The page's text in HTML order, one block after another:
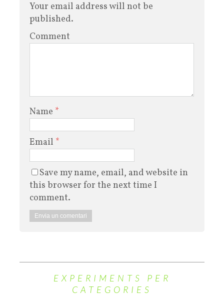
Your email address will not be
published.
Comment
Name *
Email *
Save my name, email, and website in
this browser for the next time I
comment.
EXPERIMENTS PER
CATEGORIES